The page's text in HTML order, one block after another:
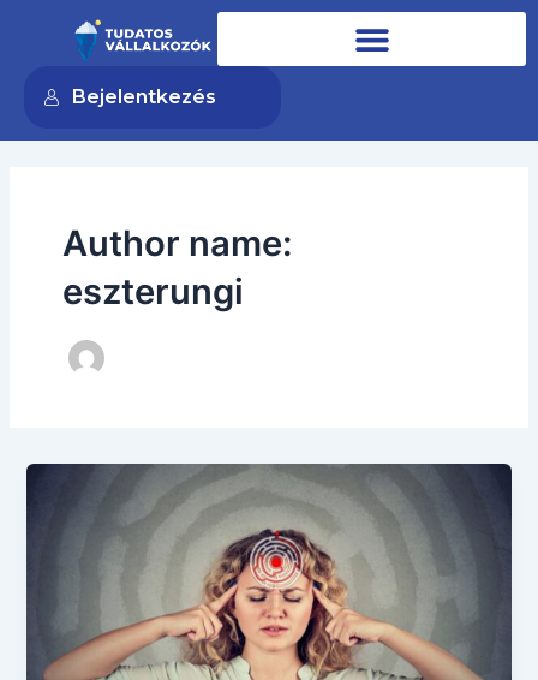
Bejelentkezés
Author name:
eszterungi